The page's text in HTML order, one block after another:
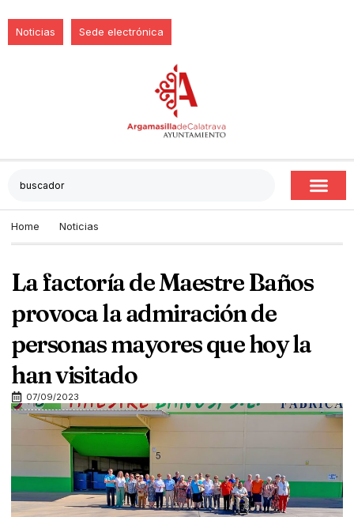
Noticias Sede electrónica
Home Noticias
La factoría de Maestre Baños
provoca la admiración de
personas mayores que hoy la
han visitado
07/09/2023